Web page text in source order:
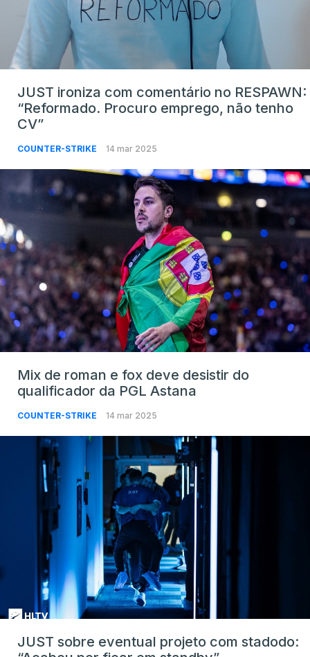
JUST ironiza com comentário no RESPAWN:
“Reformado. Procuro emprego, não tenho
CV”
COUNTER-STRIKE 14 mar 2025
Mix de roman e fox deve desistir do
qualificador da PGL Astana
COUNTER-STRIKE 14 mar 2025
JUST sobre eventual projeto com stadodo: